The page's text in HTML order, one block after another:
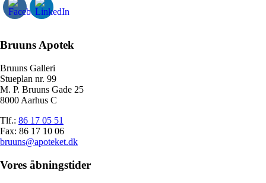
Bruuns Apotek
Bruuns Galleri
Stueplan nr. 99
M. P. Bruuns Gade 25
8000 Aarhus C
Tlf.: 86 17 05 51
Fax: 86 17 10 06
bruuns@apoteket.dk
Vores åbningstider